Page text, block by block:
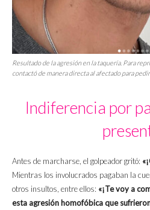
Resultado de la agresión en la taquería. Para
contactó de manera directa al afectado para
Indiferencia por
Antes de marcharse, el golpeador gritó:
Mientras los involucrados pagaban la
otros insultos, entre ellos: «¡Te voy a
esta agresión homofóbica que